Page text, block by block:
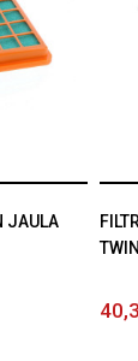
JAULA